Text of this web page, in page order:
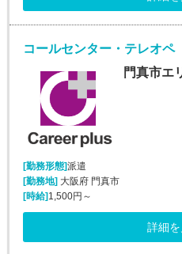
コールセンター・テレオペ
門真市エ
[勤務形態]派遣
[勤務地]大阪府 門真市
[時給]1,500円～
詳細